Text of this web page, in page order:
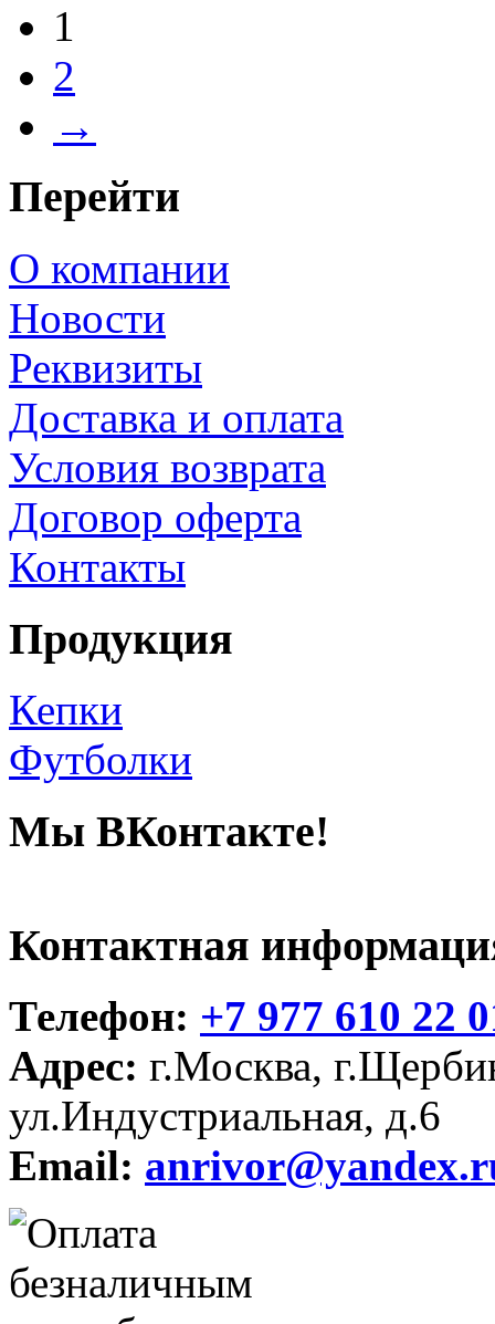
1
2
→
Перейти
О компании
Новости
Реквизиты
Доставка и оплата
Условия возврата
Договор оферта
Контакты
Продукция
Кепки
Футболки
Мы ВКонтакте!
Контактная
Телефон: +7 977 610 22
Адрес: г.Москва,
ул.Индустриальная, д.6
Email: